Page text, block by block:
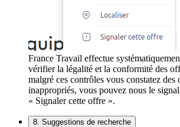
France Travail effectue
vérifier la légalité et la conformité des
malgré ces contrôles vous constatez des
inappropriés, vous pouvez nous le
« Signaler cette offre ».
8. Suggestions de recherche